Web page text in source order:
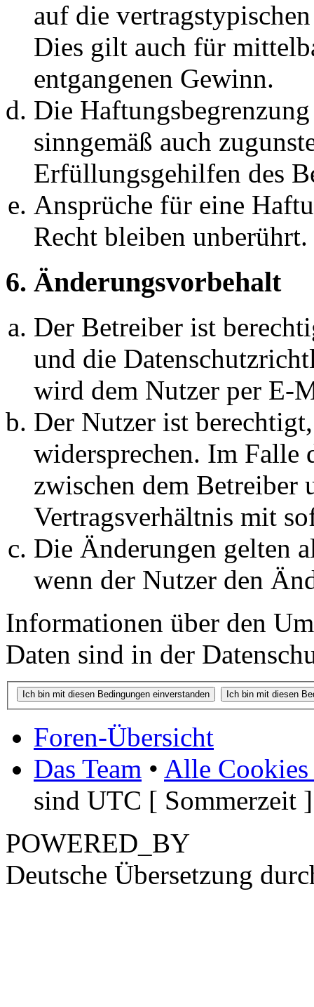
auf die
Dies gilt auch für
entgangenen Gewinn.
Die
sinngemäß auch
Erfüllungsgehilfen des
Ansprüche für eine
Recht bleiben unberührt.
6. Änderungsvorbehalt
Der Betreiber ist
und die
wird dem Nutzer per E-
Der Nutzer ist
widersprechen. Im Falle
zwischen dem Betreiber
Vertragsverhältnis mit
Die Änderungen gelten
wenn der Nutzer den
Informationen über den
Daten sind in der
Foren-Übersicht
Das Team • Alle Cookies
sind UTC [ Sommerzeit ]
POWERED_BY
Deutsche Übersetzung